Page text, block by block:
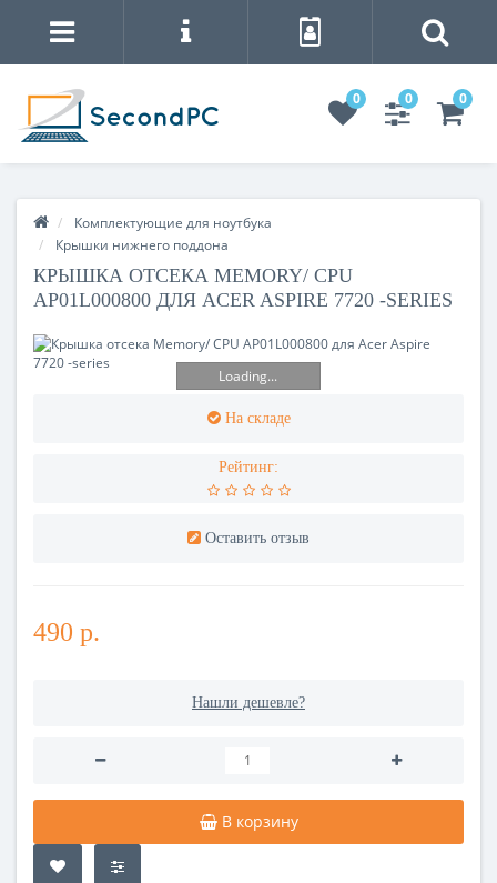
0 0 0
Комплектующие для ноутбука
Крышки нижнего поддона
КРЫШКА ОТСЕКА MEMORY/ CPU
AP01L000800 ДЛЯ ACER ASPIRE 7720 -SERIES
Loading...
На складе
Рейтинг:
Оставить отзыв
490 р.
Нашли дешевле?
В корзину